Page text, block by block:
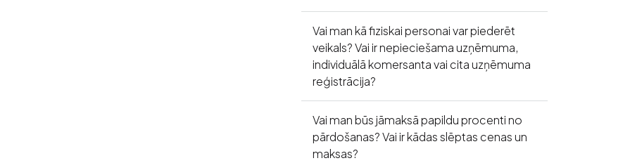
Vai man kā fiziskai personai var piederēt
veikals? Vai ir nepieciešama uzņēmuma,
individuālā komersanta vai cita uzņēmuma
reģistrācija?
Vai man būs jāmaksā papildu procenti no
pārdošanas? Vai ir kādas slēptas cenas un
maksas?